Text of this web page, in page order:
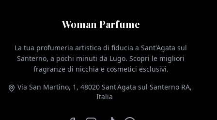
Woman Parfume
La tua profumeria artistica di fiducia a Sant'Agata sul
Santerno, a pochi minuti da Lugo. Scopri le migliori
fragranze di nicchia e cosmetici esclusivi.
Via San Martino, 1, 48020 Sant'Agata sul Santerno RA,
Italia